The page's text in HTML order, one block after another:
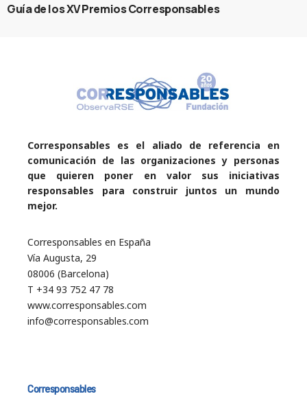
Guía de los XV Premios Corresponsables
Corresponsables es el aliado de referencia en
comunicación de las organizaciones y personas
que quieren poner en valor sus iniciativas
responsables para construir juntos un mundo
mejor.
Corresponsables en España
Vía Augusta, 29
08006 (Barcelona)
T +34 93 752 47 78
www.corresponsables.com
info@corresponsables.com
Corresponsables